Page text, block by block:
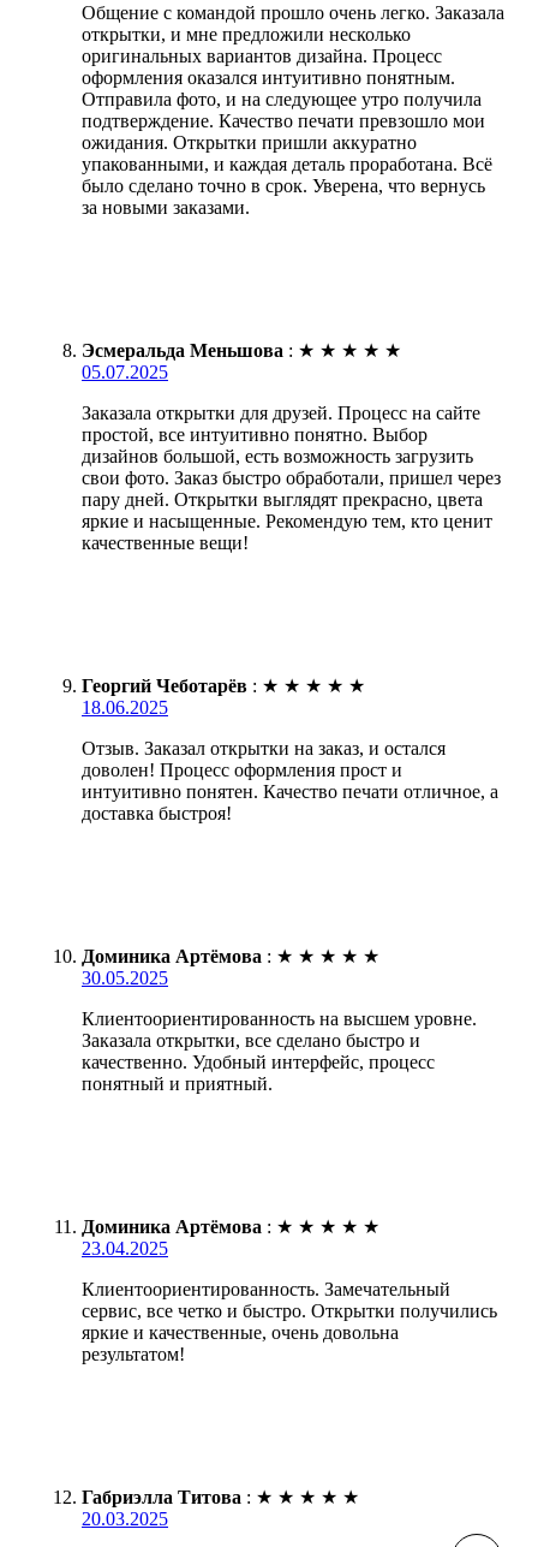
Общение с командой прошло очень легко. Заказала
открытки, и мне предложили несколько
оригинальных вариантов дизайна. Процесс
оформления оказался интуитивно понятным.
Отправила фото, и на следующее утро получила
подтверждение. Качество печати превзошло мои
ожидания. Открытки пришли аккуратно
упакованными, и каждая деталь проработана. Всё
было сделано точно в срок. Уверена, что вернусь
за новыми заказами.
Эсмеральда Меньшова : ★ ★ ★ ★ ★
05.07.2025
Заказала открытки для друзей. Процесс на сайте
простой, все интуитивно понятно. Выбор
дизайнов большой, есть возможность загрузить
свои фото. Заказ быстро обработали, пришел через
пару дней. Открытки выглядят прекрасно, цвета
яркие и насыщенные. Рекомендую тем, кто ценит
качественные вещи!
Георгий Чеботарёв : ★ ★ ★ ★ ★
18.06.2025
Отзыв. Заказал открытки на заказ, и остался
доволен! Процесс оформления прост и
интуитивно понятен. Качество печати отличное, а
доставка быстроя!
Доминика Артёмова : ★ ★ ★ ★ ★
30.05.2025
Клиентоориентированность на высшем уровне.
Заказала открытки, все сделано быстро и
качественно. Удобный интерфейс, процесс
понятный и приятный.
Доминика Артёмова : ★ ★ ★ ★ ★
23.04.2025
Клиентоориентированность. Замечательный
сервис, все четко и быстро. Открытки получились
яркие и качественные, очень довольна
результатом!
Габриэлла Титова : ★ ★ ★ ★ ★
20.03.2025